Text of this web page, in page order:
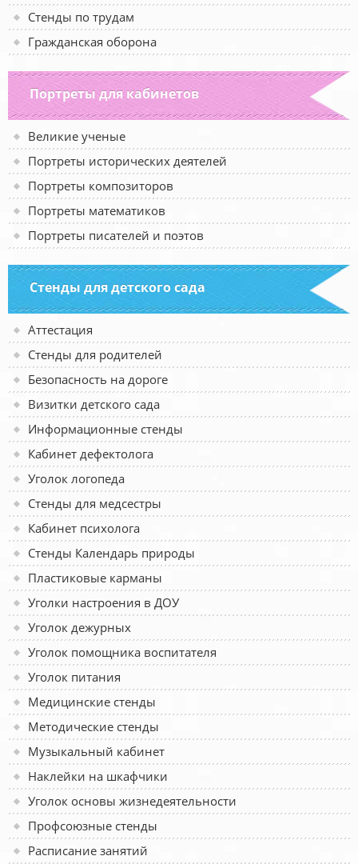
Стенды по трудам
Гражданская оборона
Портреты для кабинетов
Великие ученые
Портреты исторических деятелей
Портреты композиторов
Портреты математиков
Портреты писателей и поэтов
Стенды для детского сада
Аттестация
Стенды для родителей
Безопасность на дороге
Визитки детского сада
Информационные стенды
Кабинет дефектолога
Уголок логопеда
Стенды для медсестры
Кабинет психолога
Стенды Календарь природы
Пластиковые карманы
Уголки настроения в ДОУ
Уголок дежурных
Уголок помощника воспитателя
Уголок питания
Медицинские стенды
Методические стенды
Музыкальный кабинет
Наклейки на шкафчики
Уголок основы жизнедеятельности
Профсоюзные стенды
Расписание занятий